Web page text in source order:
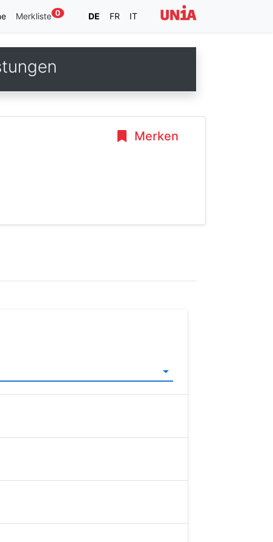
Merkliste 0 DE FR IT
Merken